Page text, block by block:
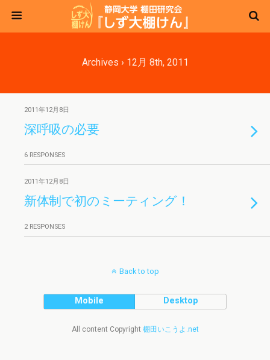
Archives › 12月 8th, 2011
2011年12月8日
深呼吸の必要
6 RESPONSES
2011年12月8日
新体制で初のミーティング！
2 RESPONSES
Back to top
Mobile Desktop
All content Copyright 棚田いこうよ.net